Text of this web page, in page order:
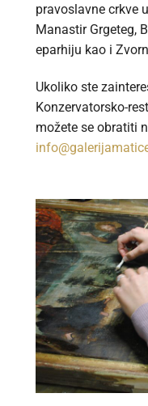
pravoslavne crkve
Manastir Grgeteg,
eparhiju kao i
Ukoliko ste
Konzervatorsko-
možete se obratiti